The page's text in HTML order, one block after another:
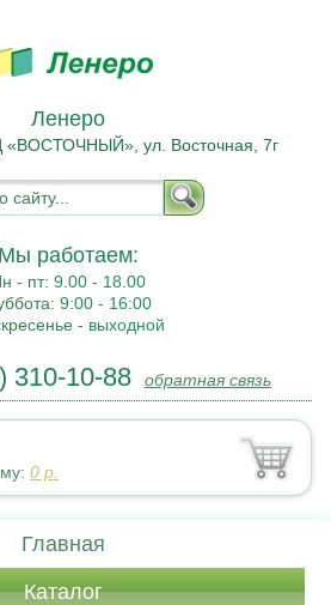
Ленеро
«ВОСТОЧНЫЙ», ул. Восточная, 7г
Мы работаем:
- пт:9.00 - 18.00
9:00 - 16:00
- выходной
310-10-88 обратная связь
0 р.
Главная
Каталог